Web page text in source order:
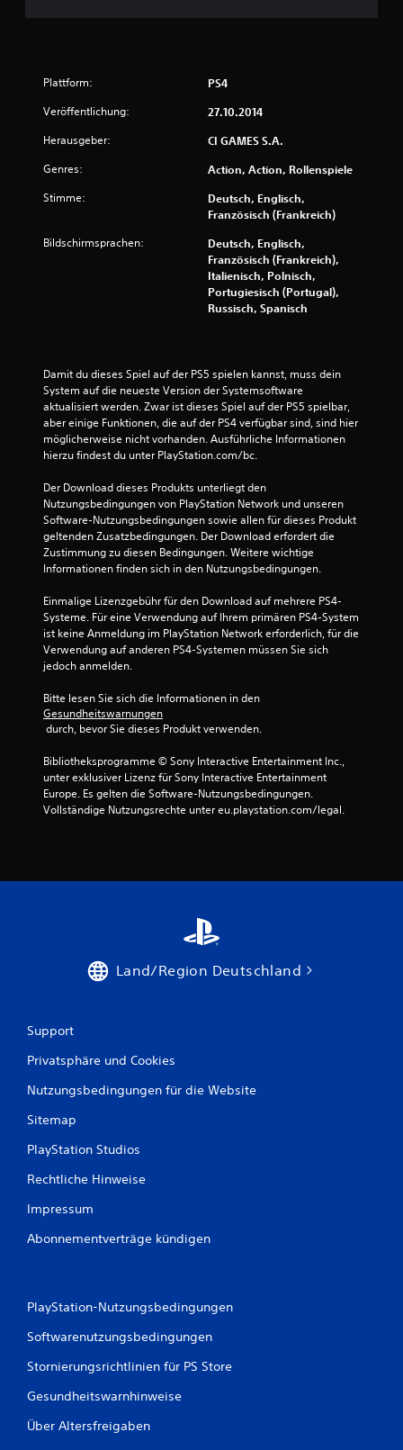
Plattform: PS4
Veröffentlichung: 27.10.2014
Herausgeber: CI GAMES S.A.
Genres: Action, Action, Rollenspiele
Stimme:
Deutsch, Englisch,
Französisch (Frankreich)
Bildschirmsprachen:
Deutsch, Englisch,
Französisch (Frankreich),
Italienisch, Polnisch,
Portugiesisch (Portugal),
Russisch, Spanisch
Damit du dieses Spiel auf der PS5 spielen kannst, muss dein
System auf die neueste Version der Systemsoftware
aktualisiert werden. Zwar ist dieses Spiel auf der PS5 spielbar,
aber einige Funktionen, die auf der PS4 verfügbar sind, sind hier
möglicherweise nicht vorhanden. Ausführliche Informationen
hierzu findest du unter PlayStation.com/bc.
Der Download dieses Produkts unterliegt den
Nutzungsbedingungen von PlayStation Network und unseren
Software-Nutzungsbedingungen sowie allen für dieses Produkt
geltenden Zusatzbedingungen. Der Download erfordert die
Zustimmung zu diesen Bedingungen. Weitere wichtige
Informationen finden sich in den Nutzungsbedingungen.
Einmalige Lizenzgebühr für den Download auf mehrere PS4-
Systeme. Für eine Verwendung auf Ihrem primären PS4-System
ist keine Anmeldung im PlayStation Network erforderlich, für die
Verwendung auf anderen PS4-Systemen müssen Sie sich
jedoch anmelden.
Bitte lesen Sie sich die Informationen in den
Gesundheitswarnungen
durch, bevor Sie dieses Produkt verwenden.
Bibliotheksprogramme © Sony Interactive Entertainment Inc.,
unter exklusiver Lizenz für Sony Interactive Entertainment
Europe. Es gelten die Software-Nutzungsbedingungen.
Vollständige Nutzungsrechte unter eu.playstation.com/legal.
Land/Region Deutschland
Support
Privatsphäre und Cookies
Nutzungsbedingungen für die Website
Sitemap
PlayStation Studios
Rechtliche Hinweise
Impressum
Abonnementverträge kündigen
PlayStation-Nutzungsbedingungen
Softwarenutzungsbedingungen
Stornierungsrichtlinien für PS Store
Gesundheitswarnhinweise
Über Altersfreigaben